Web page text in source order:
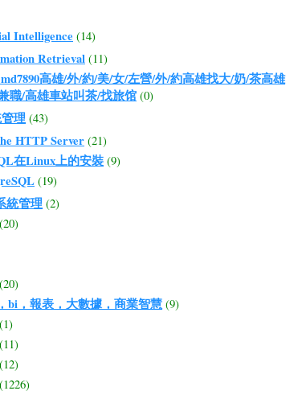
Intelligence (14)
Retrieval (11)
高雄/外/約/美/女/左營/外/約高雄找大/奶/茶高雄
職/高雄車站叫茶/找旅馆 (0)
理 (43)
HTTP Server (21)
在Linux上的安裝 (9)
(19)
統管理 (2)
(20)
(20)
bi，報表，大數據，商業智慧 (9)
(1)
(11)
(12)
(1226)